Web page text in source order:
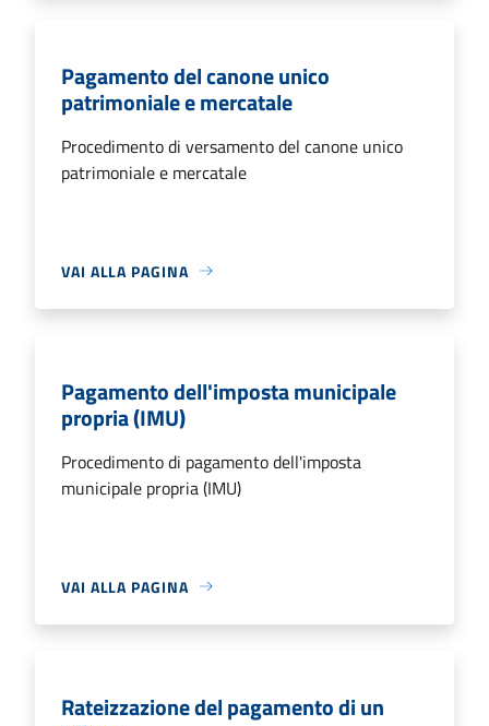
Pagamento del canone unico
patrimoniale e mercatale
Procedimento di versamento del canone unico
patrimoniale e mercatale
VAI ALLA PAGINA
Pagamento dell'imposta municipale
propria (IMU)
Procedimento di pagamento dell'imposta
municipale propria (IMU)
VAI ALLA PAGINA
Rateizzazione del pagamento di un